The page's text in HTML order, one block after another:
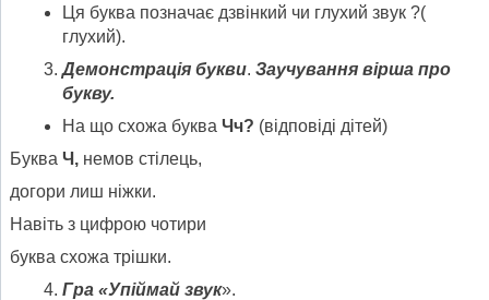
Ця буква позначає дзвінкий чи глухий звук ?(
глухий).
Демонстрація букви. Заучування вірша про
букву.
На що схожа буква Чч? (відповіді дітей)
Буква Ч, немов стілець,
догори лиш ніжки.
Навіть з цифрою чотири
буква схожа трішки.
Гра «Упіймай звук».